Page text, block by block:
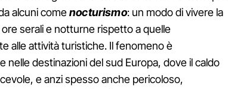
alcuni comenocturismo: un modo di vivere la
serali e notturne rispetto a quelle
alle attività turistiche. Il fenomeno è
nelle destinazioni del sud Europa, dove il caldo
e anzi spesso anche pericoloso,